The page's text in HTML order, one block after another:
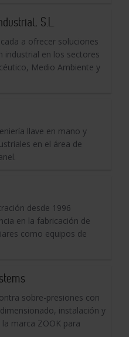
S.L.
a ofrecer soluciones
industrial en los sectores
Medio Ambiente y
llave en mano y
en el área de
desde 1996
en la fabricación de
como equipos de
sobre-presiones con
instalación y
marca ZOOK para